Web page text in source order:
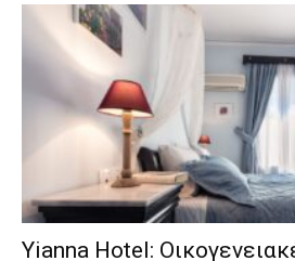
Yianna Hotel: